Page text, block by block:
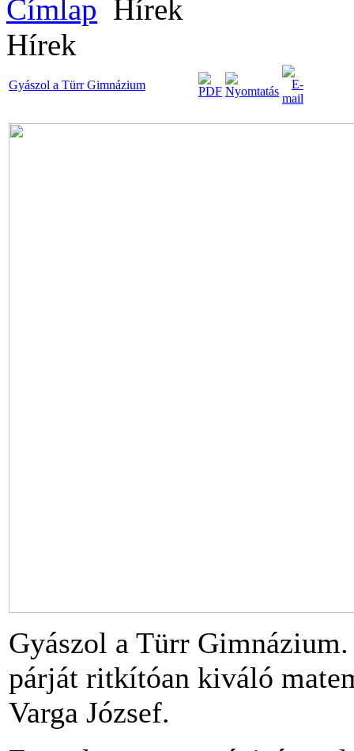
Címlap Hírek
Hírek
Gyászol a Türr Gimnázium
Gyászol a Türr
párját ritkítóan kiváló
Varga József.